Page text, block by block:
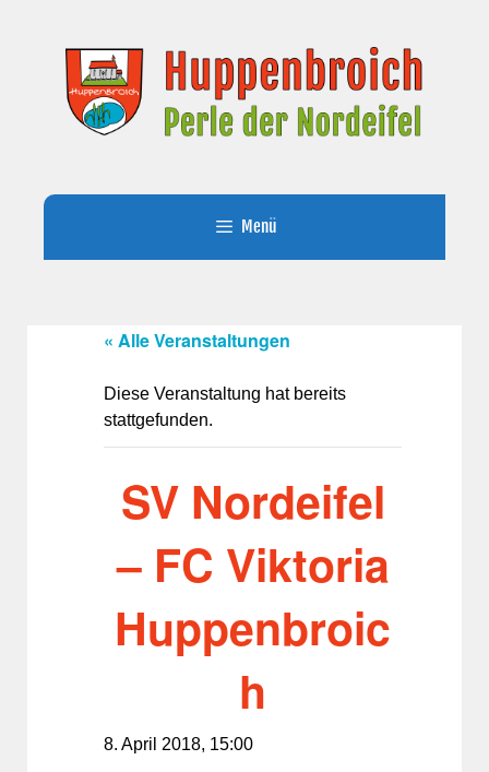
springen
Menü
« Alle Veranstaltungen
Diese Veranstaltung hat bereits
stattgefunden.
SV Nordeifel
– FC Viktoria
Huppenbroic
h
8. April 2018, 15:00